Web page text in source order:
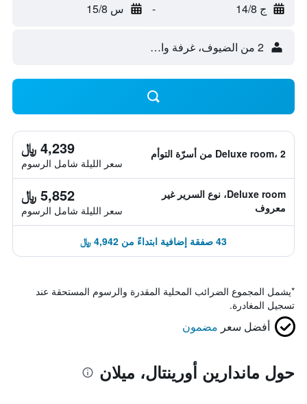
ج 14/8 - س 15/8
2 من الضيوف، غرفة واحدة
Deluxe room، 2 من أسرّة التوأم 4,239 ﷼
سعر الليلة شامل الرسوم
Deluxe room، نوع السرير غير
معروف
5,852 ﷼
سعر الليلة شامل الرسوم
43 صفقة إضافية ابتداءً من 4,942 ﷼
*يشمل المجموع الضرائب المحلية المقدرة والرسوم المستحقة عند
تسجيل المغادرة.
أفضل سعر مضمون
حول ماندارين أورينتال، ميلان